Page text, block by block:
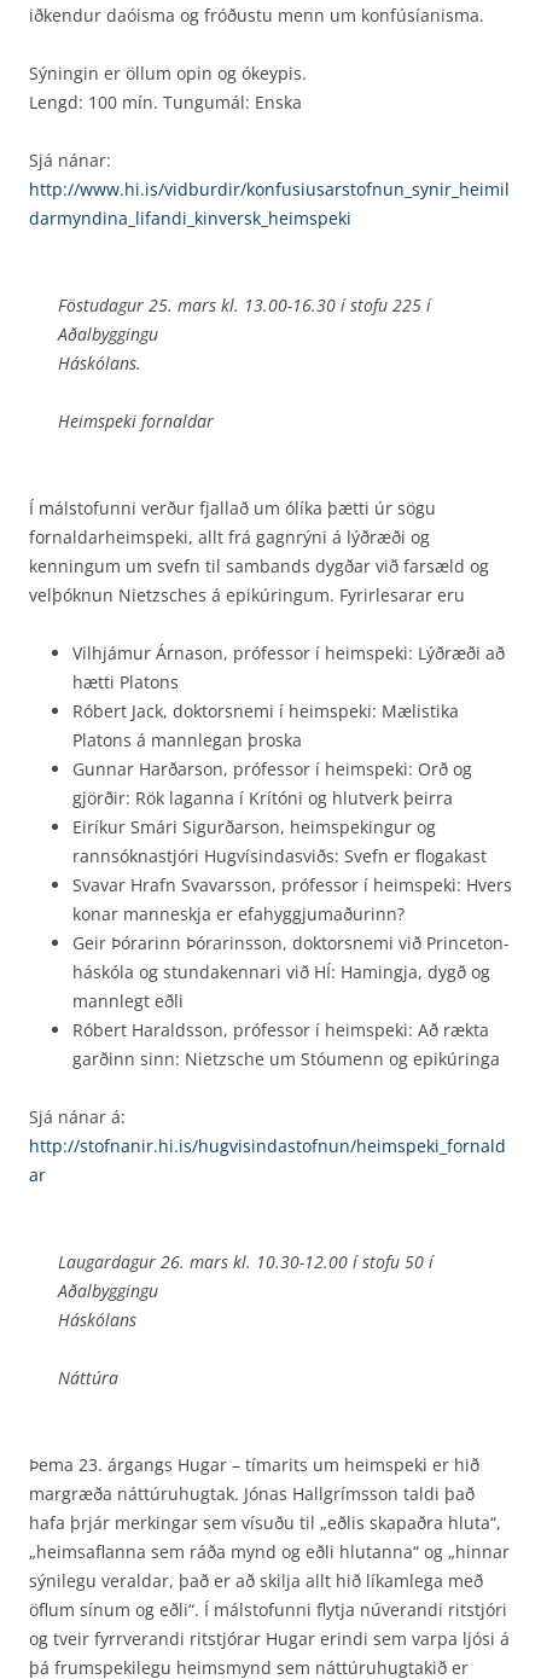
iðkendur daóisma og fróðustu menn um konfúsíanisma.
Sýningin er öllum opin og ókeypis.
Lengd: 100 mín. Tungumál: Enska
Sjá nánar:
http://www.hi.is/vidburdir/konfusiusarstofnun_synir_heimil
darmyndina_lifandi_kinversk_heimspeki
Föstudagur 25. mars kl. 13.00-16.30 í stofu 225 í
Aðalbyggingu
Háskólans.
Heimspeki fornaldar
Í málstofunni verður fjallað um ólíka þætti úr sögu
fornaldarheimspeki, allt frá gagnrýni á lýðræði og
kenningum um svefn til sambands dygðar við farsæld og
velþóknun Nietzsches á epikúr­ingum. Fyrirlesarar eru
Vilhjámur Árnason, prófessor í heimspeki: Lýðræði að
hætti Platons
Róbert Jack, doktorsnemi í heimspeki: Mælistika
Platons á mannlegan þroska
Gunnar Harðarson, prófessor í heimspeki: Orð og
gjörðir: Rök laganna í Krítóni og hlutverk þeirra
Eiríkur Smári Sigurðarson, heimspekingur og
rannsóknastjóri Hugvísindasviðs: Svefn er flogakast
Svavar Hrafn Svavarsson, prófessor í heimspeki: Hvers
konar manneskja er efahyggjumaðurinn?
Geir Þórarinn Þórarinsson, doktorsnemi við Princeton-
háskóla og stundakennari við HÍ: Hamingja, dygð og
mannlegt eðli
Róbert Haraldsson, prófessor í heimspeki: Að rækta
garðinn sinn: Nietzsche um Stóumenn og epikúringa
Sjá nánar á:
http://stofnanir.hi.is/hugvisindastofnun/heimspeki_fornald
ar
Laugardagur 26. mars kl. 10.30-12.00 í stofu 50 í
Aðalbyggingu
Háskólans
Náttúra
Þema 23. árgangs Hugar – tímarits um heimspeki er hið
margræða náttúruhugtak. Jónas Hall­grímsson taldi það
hafa þrjár merkingar sem vísuðu til „eðlis skapaðra hluta“,
„heimsaflanna sem ráða mynd og eðli hlutanna“ og „hinnar
sýnilegu veraldar, það er að skilja allt hið líkamlega með
öflum sínum og eðli“. Í málstofunni flytja núverandi ritstjóri
og tveir fyrrverandi ritstjórar Hugar erindi sem varpa ljósi á
þá frumspekilegu heimsmynd sem náttúruhugtakið er